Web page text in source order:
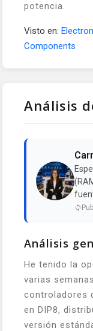
potencia.
Visto en:
Components
Análisis
Análisis
He tenido la
varias
controladores
en DIP8,
versión